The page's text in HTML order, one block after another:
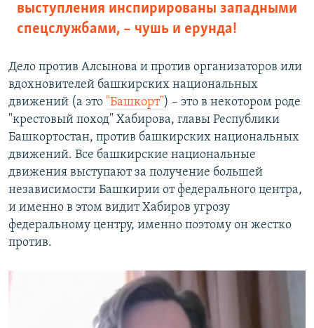
выступления инспирированы западными
спецслужбами, – чушь и ерунда!
Дело против Алсынова и против организаторов или
вдохновителей башкирских национальных
движений (а это "Башкорт") – это в некотором роде
"крестовый поход" Хабирова, главы Республики
Башкортостан, против башкирских национальных
движений. Все башкирские национальные
движения выступают за получение большей
независимости Башкирии от федерального центра,
и именно в этом видит Хабиров угрозу
федеральному центру, именно поэтому он жестко
против.